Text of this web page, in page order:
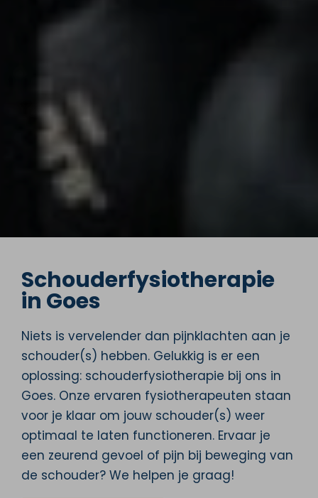
Schouderfysio­therapie
in Goes
Niets is vervelender dan pijnklachten aan je
schouder(s) hebben. Gelukkig is er een
oplossing: schouderfysiotherapie bij ons in
Goes. Onze ervaren fysiotherapeuten staan
voor je klaar om jouw schouder(s) weer
optimaal te laten functioneren. Ervaar je
een zeurend gevoel of pijn bij beweging van
de schouder? We helpen je graag!